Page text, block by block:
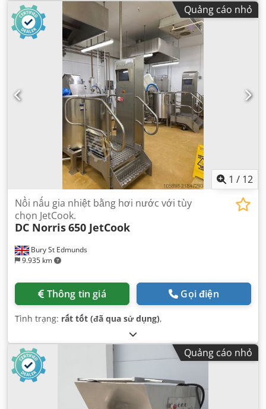
Quảng cáo nhỏ
1 / 12
Bury St Edmunds
9.935 km
Nồi nấu gia nhiệt bằng hơi nước với tùy
chọn JetCook.
DC Norris650 JetCook
Thông tin giá Gọi điện
Tình trạng: rất tốt (đã qua sử dụng),
Quảng cáo nhỏ